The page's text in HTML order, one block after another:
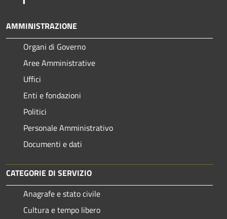
AMMINISTRAZIONE
Organi di Governo
Aree Amministrative
Uffici
Enti e fondazioni
Politici
Personale Amministrativo
Documenti e dati
CATEGORIE DI SERVIZIO
Anagrafe e stato civile
Cultura e tempo libero